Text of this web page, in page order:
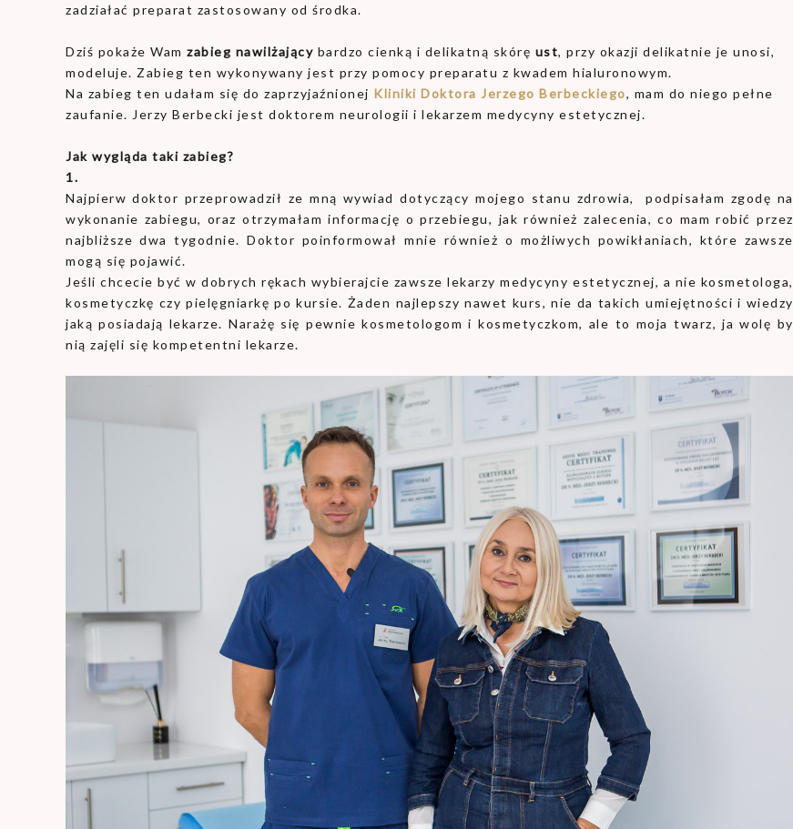
zadziałać preparat zastosowany od środka.
Dziś pokaże Wam zabieg nawilżający bardzo cienką i delikatną skórę ust, przy okazji delikatnie je unosi,
modeluje. Zabieg ten wykonywany jest przy pomocy preparatu z kwadem hialuronowym.
Na zabieg ten udałam się do zaprzyjaźnionej Kliniki Doktora Jerzego Berbeckiego, mam do niego pełne
zaufanie. Jerzy Berbecki jest doktorem neurologii i lekarzem medycyny estetycznej.
Jak wygląda taki zabieg?
1.
Najpierw doktor przeprowadził ze mną wywiad dotyczący mojego stanu zdrowia, podpisałam zgodę na
wykonanie zabiegu, oraz otrzymałam informację o przebiegu, jak również zalecenia, co mam robić przez
najbliższe dwa tygodnie. Doktor poinformował mnie również o możliwych powikłaniach, które zawsze
mogą się pojawić.
Jeśli chcecie być w dobrych rękach wybierajcie zawsze lekarzy medycyny estetycznej, a nie kosmetologa,
kosmetyczkę czy pielęgniarkę po kursie. Żaden najlepszy nawet kurs, nie da takich umiejętności i wiedzy
jaką posiadają lekarze. Narażę się pewnie kosmetologom i kosmetyczkom, ale to moja twarz, ja wolę by
nią zajęli się kompetentni lekarze.